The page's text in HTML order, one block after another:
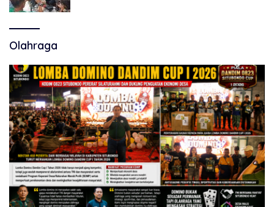
Olahraga